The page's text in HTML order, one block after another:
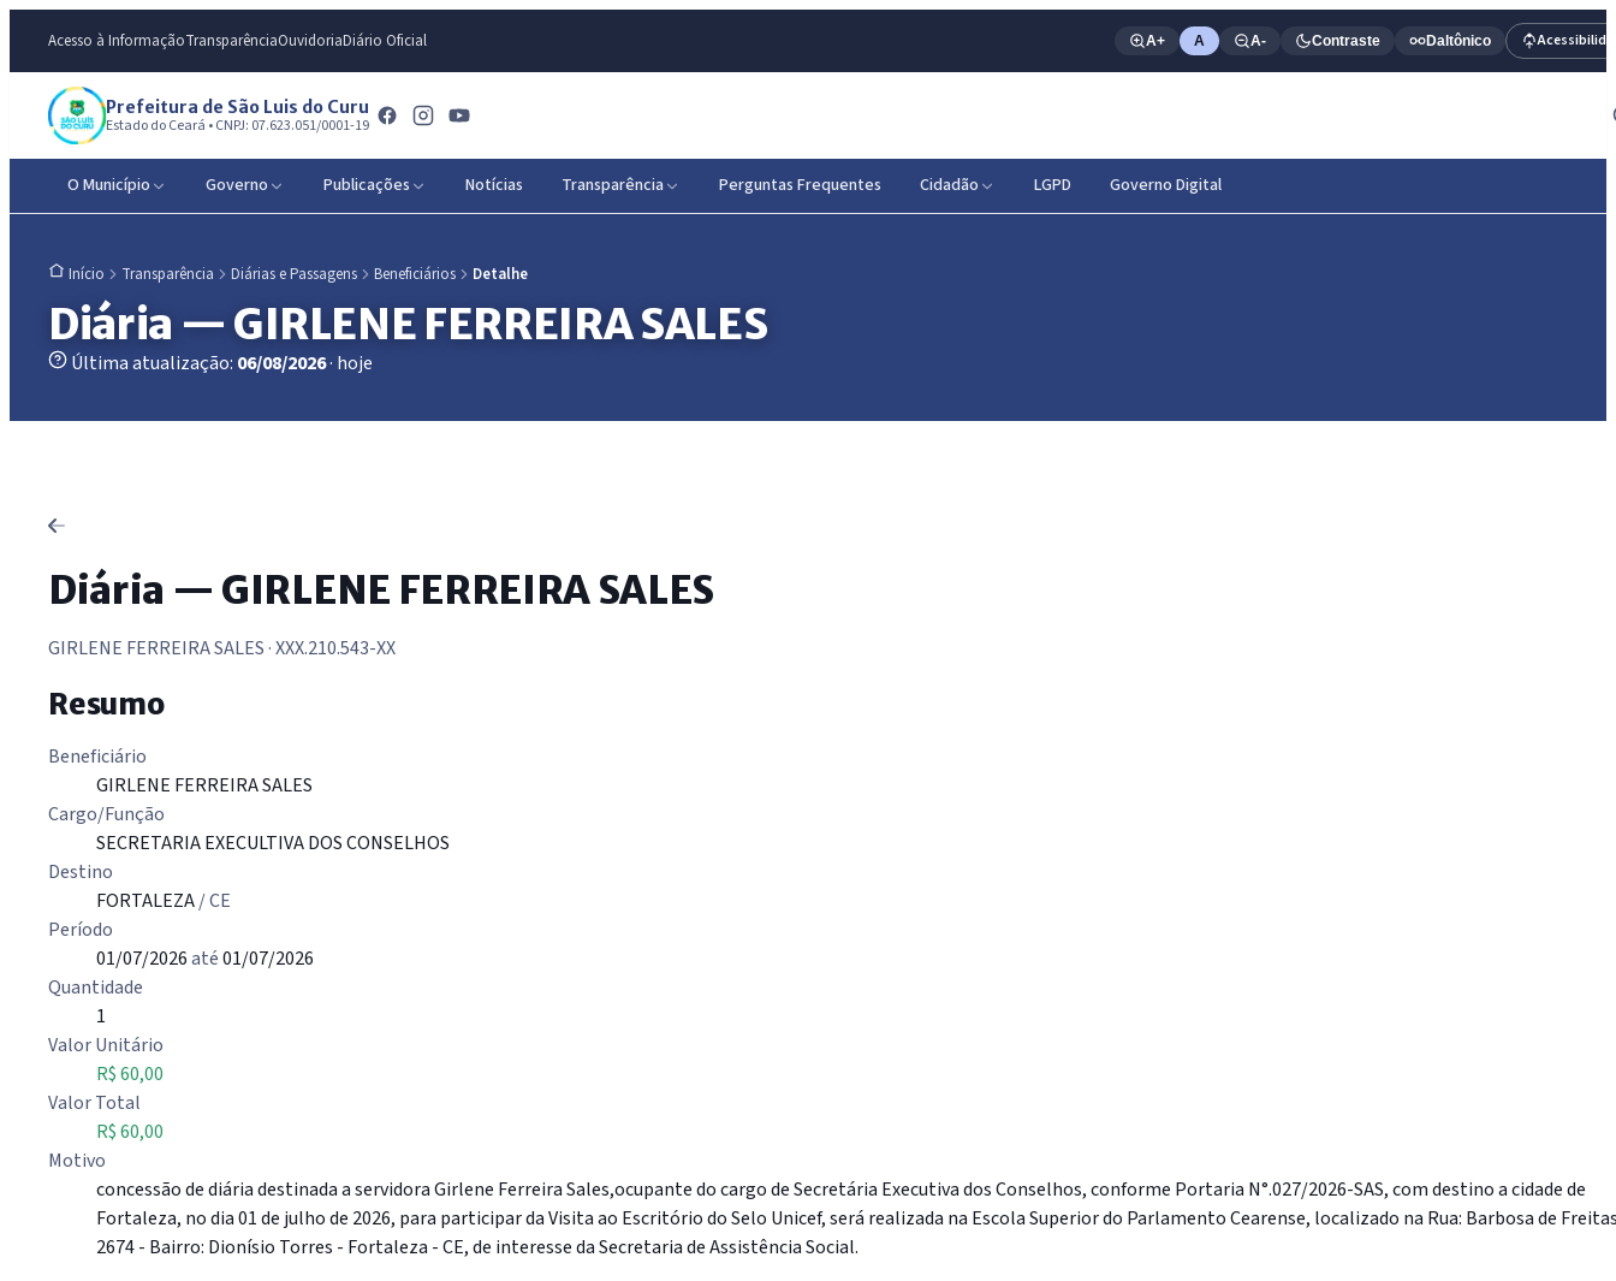
Acesso à InformaçãoTransparênciaOuvidoriaDiário Oficial A+ A A- Contraste Daltônico
Prefeitura de São Luis do Curu
Estado do Ceará • CNPJ: 07.623.051/0001-19
O Município Governo Publicações Notícias Transparência Perguntas Frequentes Cidadão LGPD Governo Digital
Início Transparência Diárias e Passagens Beneficiários Detalhe
Diária — GIRLENE FERREIRA SALES
Última atualização: 06/08/2026· hoje
Diária — GIRLENE FERREIRA SALES
GIRLENE FERREIRA SALES · XXX.210.543-XX
Resumo
Beneficiário
GIRLENE FERREIRA SALES
Cargo/Função
SECRETARIA EXECULTIVA DOS CONSELHOS
Destino
FORTALEZA/ CE
Período
01/07/2026até01/07/2026
Quantidade
1
Valor Unitário
R$ 60,00
Valor Total
R$ 60,00
Motivo
concessão de diária destinada a servidora Girlene Ferreira Sales,ocupante do cargo de Secretária Executiva dos Conselhos, conforme Portaria N°.027/2026-SAS, com destino a cidade de
Fortaleza, no dia 01 de julho de 2026, para participar da Visita ao Escritório do Selo Unicef, será realizada na Escola Superior do Parlamento Cearense, localizado na Rua: Barbosa de
2674 - Bairro: Dionísio Torres - Fortaleza - CE, de interesse da Secretaria de Assistência Social.